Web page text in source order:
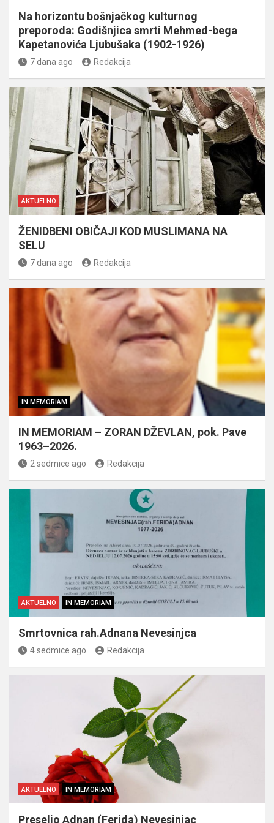
Na horizontu bošnjačkog kulturnog
preporoda: Godišnjica smrti Mehmed-bega
Kapetanovića Ljubušaka (1902-1926)
7 dana ago Redakcija
AKTUELNO
ŽENIDBENI OBIČAJI KOD MUSLIMANA NA
SELU
7 dana ago Redakcija
IN MEMORIAM
IN MEMORIAM – ZORAN DŽEVLAN, pok. Pave
1963–2026.
2 sedmice ago Redakcija
AKTUELNO IN MEMORIAM
Smrtovnica rah.Adnana Nevesinjca
4 sedmice ago Redakcija
AKTUELNO IN MEMORIAM
Preselio Adnan (Ferida) Nevesinjac